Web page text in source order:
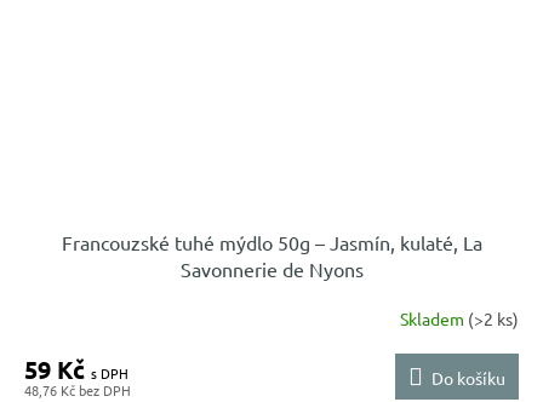
Francouzské tuhé mýdlo 50g – Jasmín, kulaté, La
Savonnerie de Nyons
Skladem (>2 ks)
48,76 Kč
59 Kč Do košíku